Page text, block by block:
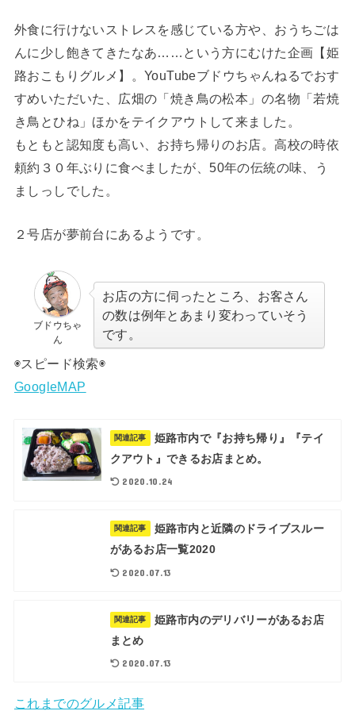
外食に行けないストレスを感じている方や、おうちごは
んに少し飽きてきたなあ……という方にむけた企画【姫
路おこもりグルメ】。YouTubeブドウちゃんねるでおす
すめいただいた、広畑の「焼き鳥の松本」の名物「若焼
き鳥とひね」ほかをテイクアウトして来ました。
もともと認知度も高い、お持ち帰りのお店。高校の時依
頼約３０年ぶりに食べましたが、 50年の伝統の味、う
ましっしでした。
２号店が夢前台にあるようです。
ブドウちゃ
ん
お店の方に伺ったところ、お客さん
の数は例年とあまり変わっていそう
です。
◉スピード検索◉
GoogleMAP
関連記事
姫路市内で『お持ち帰り』『テイ
クアウト』できるお店まとめ。
2020.10.24
関連記事
姫路市内と近隣のドライブスルー
があるお店一覧2020
2020.07.13
関連記事
姫路市内のデリバリーがあるお店
まとめ
2020.07.13
これまでのグルメ記事